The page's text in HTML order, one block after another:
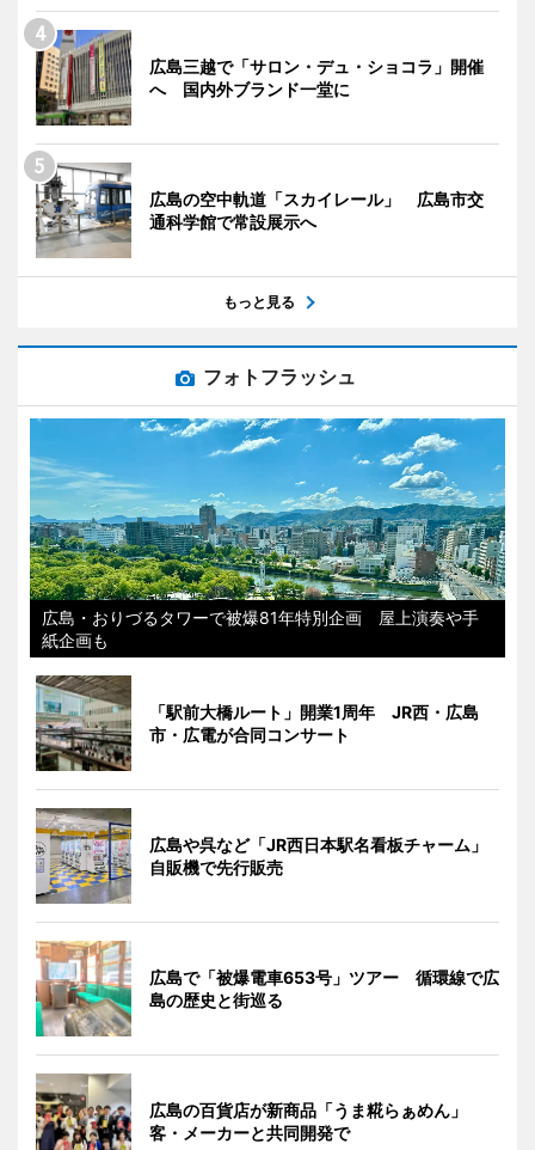
広島三越で「サロン・デュ・ショコラ」開催
へ 国内外ブランド一堂に
広島の空中軌道「スカイレール」 広島市交
通科学館で常設展示へ
もっと見る
フォトフラッシュ
広島・おりづるタワーで被爆81年特別企画 屋上演奏や手
紙企画も
「駅前大橋ルート」開業1周年 JR西・広島
市・広電が合同コンサート
広島や呉など「JR西日本駅名看板チャーム」
自販機で先行販売
広島で「被爆電車653号」ツアー 循環線で広
島の歴史と街巡る
広島の百貨店が新商品「うま糀らぁめん」
客・メーカーと共同開発で